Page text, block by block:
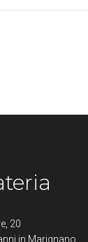
20
in Marignano